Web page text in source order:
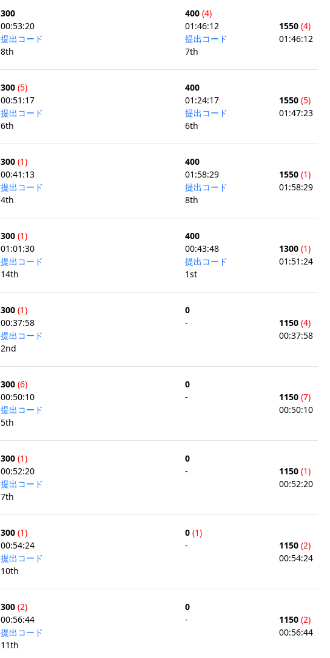
300
00:53:20
提出コード
8th
400 (4)
01:46:12
提出コード
7th
1550 (4)
01:46:12
300 (5)
00:51:17
提出コード
6th
400
01:24:17
提出コード
6th
1550 (5)
01:47:23
300 (1)
00:41:13
提出コード
4th
400
01:58:29
提出コード
8th
1550 (1)
01:58:29
300 (1)
01:01:30
提出コード
14th
400
00:43:48
提出コード
1st
1300 (1)
01:51:24
300 (1)
00:37:58
提出コード
2nd
0
-
1150 (4)
00:37:58
300 (6)
00:50:10
提出コード
5th
0
-
1150 (7)
00:50:10
300 (1)
00:52:20
提出コード
7th
0
-
1150 (1)
00:52:20
300 (1)
00:54:24
提出コード
10th
0 (1)
-
1150 (2)
00:54:24
300 (2)
00:56:44
提出コード
11th
0
-
1150 (2)
00:56:44